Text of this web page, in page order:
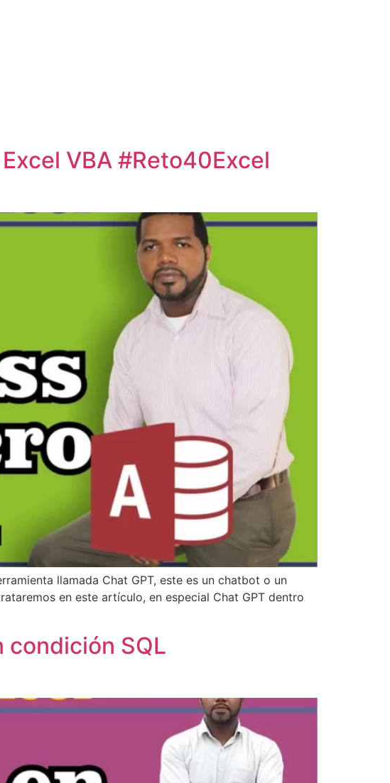
VBA #Reto40Excel
llamada Chat GPT, este es un chatbot o un
en este artículo, en especial Chat GPT dentro
condición SQL